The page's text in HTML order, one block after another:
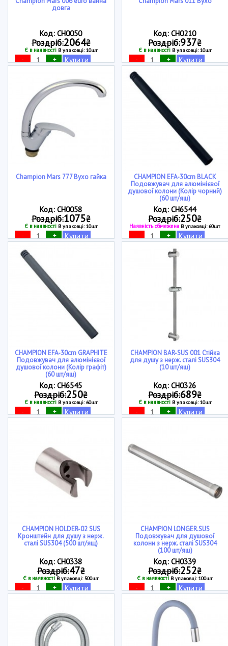
довга
Код: CH0050
Роздріб:2064₴
Є в наявностіВ упаковці: 10шт
- + Купити
Код: CH0210
Роздріб:937₴
Є в наявностіВ упаковці: 10шт
- + Купити
Champion Mars 777 Вухо гайка
Код: CH0058
Роздріб:1075₴
Є в наявностіВ упаковці: 10шт
- + Купити
CHAMPION EFA-30cm BLACK
Подовжувач для алюмінієвої
душової колони (Колір чорний)
(60 шт/ящ)
Код: CH6544
Роздріб:250₴
Наявність обмежена В упаковці: 60шт
- + Купити
CHAMPION EFA-30cm GRAPHITE
Подовжувач для алюмінієвої
душової колони (Колір графіт)
(60 шт/ящ)
Код: CH6545
Роздріб:250₴
Є в наявностіВ упаковці: 60шт
- + Купити
CHAMPION BAR-SUS 001 Стійка
для душу з нерж. сталі SUS304
(10 шт/ящ)
Код: CH0326
Роздріб:689₴
Є в наявностіВ упаковці: 10шт
- + Купити
CHAMPION HOLDER-02 SUS
Кронштейн для душу з нерж.
сталі SUS304 (500 шт/ящ)
Код: CH0338
Роздріб:47₴
Є в наявностіВ упаковці: 500шт
- + Купити
CHAMPION LONGER.SUS
Подовжувач для душової
колони з нерж. сталі SUS304
(100 шт/ящ)
Код: CH0339
Роздріб:252₴
Є в наявності В упаковці: 100шт
- + Купити